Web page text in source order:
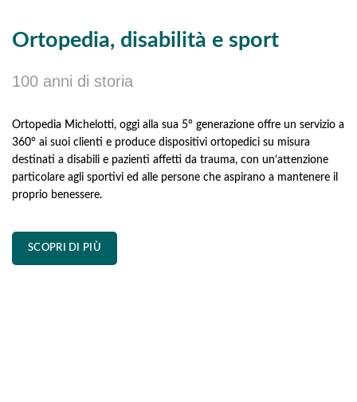
Ortopedia, disabilità e sport
100 anni di storia
Ortopedia Michelotti, oggi alla sua 5° generazione offre un servizio a
360° ai suoi clienti e produce dispositivi ortopedici su misura
destinati a disabili e pazienti affetti da trauma, con un’attenzione
particolare agli sportivi ed alle persone che aspirano a mantenere il
proprio benessere.
SCOPRI DI PIÙ